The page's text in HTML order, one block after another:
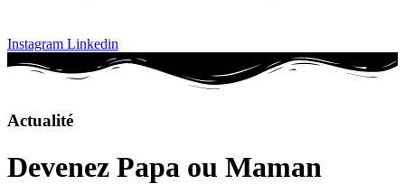
Instagram Linkedin
Actualité
Devenez Papa ou Maman